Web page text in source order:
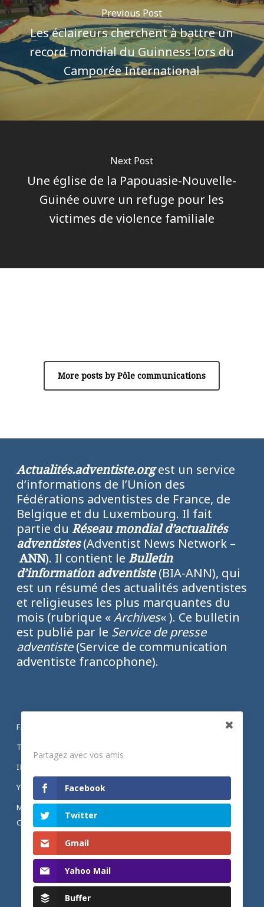
Previous Post
Les éclaireurs cherchent à battre un
record mondial du Guinness lors du
Camporée International
Next Post
Une église de la Papouasie-Nouvelle-
Guinée ouvre un refuge pour les
victimes de violence familiale
More posts by Pôle communications
Actualités.adventiste.orgest un service
d’informations de l’Union des
Fédérations adventistes de France, de
Belgique et du Luxembourg. Il fait
partie du Réseau mondial d’actualités
adventistes(Adventist News Network –
ANN). Il contient le Bulletin
d’information adventiste(BIA-ANN), qui
est un résumé des actualités adventistes
et religieuses les plus marquantes du
mois (rubrique «Archives« ). Ce bulletin
est publié par le Service de presse
adventiste(Service de communication
adventiste francophone).
FACEBOOK
TWITTER
INSTAGRAM
YOUTUBE
MENTIONS LÉGALES ET POLITIQUE DE
CONFIDENTIALITÉ
Partagez avec vos amis
Facebook
Twitter
Gmail
Yahoo Mail
Buffer